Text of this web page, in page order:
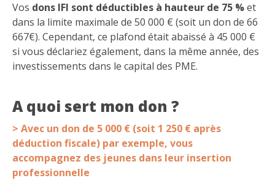
Vos dons IFI sont déductibles à hauteur de 75 %et
dans la limite maximale de 50 000 € (soit un don de 66
667€). Cependant, ce plafond était abaissé à 45 000 €
si vous déclariez également, dans la même année, des
investissements dans le capital des PME.
A quoi sert mon don ?
> Avec un don de 5 000 € (soit 1 250 € après
déduction fiscale) par exemple, vous
accompagnez des jeunes dans leur insertion
professionnelle